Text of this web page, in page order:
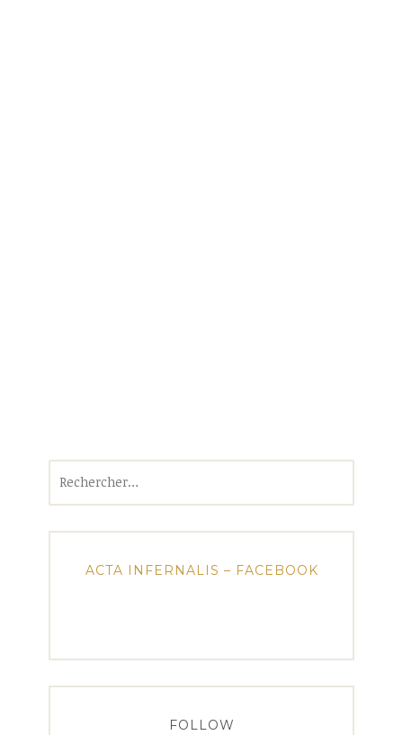
ACTA INFERNALIS – FACEBOOK
FOLLOW